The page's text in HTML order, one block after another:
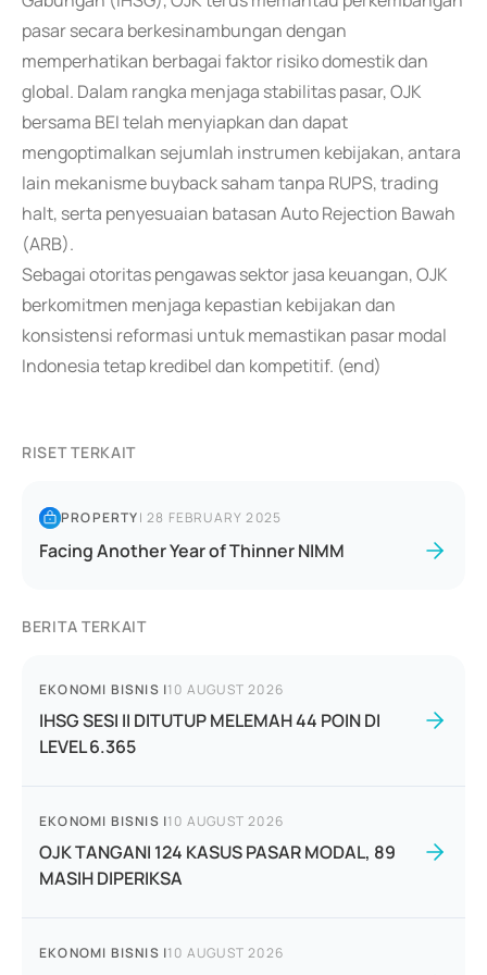
pasar secara berkesinambungan dengan
memperhatikan berbagai faktor risiko domestik dan
global. Dalam rangka menjaga stabilitas pasar, OJK
bersama BEI telah menyiapkan dan dapat
mengoptimalkan sejumlah instrumen kebijakan, antara
lain mekanisme buyback saham tanpa RUPS, trading
halt, serta penyesuaian batasan Auto Rejection Bawah
(ARB).
Sebagai otoritas pengawas sektor jasa keuangan, OJK
berkomitmen menjaga kepastian kebijakan dan
konsistensi reformasi untuk memastikan pasar modal
Indonesia tetap kredibel dan kompetitif. (end)
RISET TERKAIT
PROPERTY|28 FEBRUARY 2025
Facing Another Year of Thinner NIMM
BERITA TERKAIT
EKONOMI BISNIS |10 AUGUST 2026
IHSG SESI II DITUTUP MELEMAH 44 POIN DI
LEVEL 6.365
EKONOMI BISNIS |10 AUGUST 2026
OJK TANGANI 124 KASUS PASAR MODAL, 89
MASIH DIPERIKSA
EKONOMI BISNIS |10 AUGUST 2026